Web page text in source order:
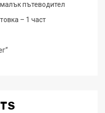
пътеводител
– 1 част